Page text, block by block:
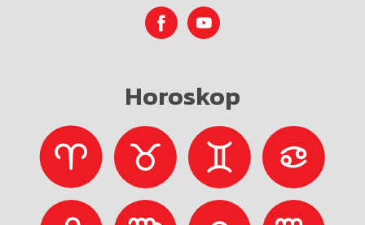
Horoskop